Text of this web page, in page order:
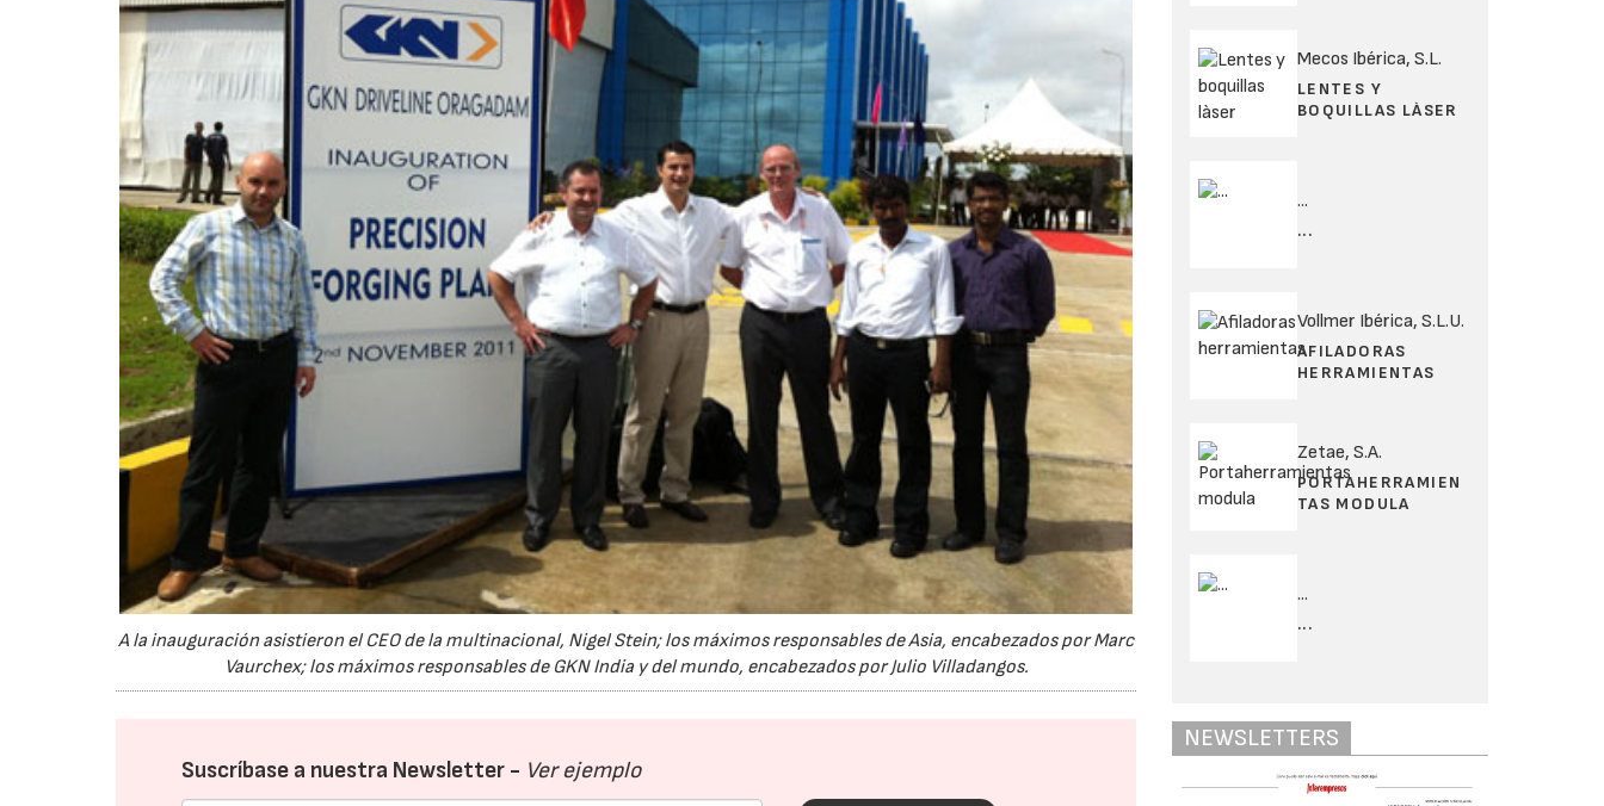
A la inauguración asistieron el CEO de la multinacional, Nigel Stein; los máximos responsables de Asia, encabezados por Marc
Vaurchex; los máximos responsables de GKN India y del mundo, encabezados por Julio Villadangos.
Suscríbase a nuestra Newsletter - Ver ejemplo
Mecos Ibérica, S.L.
LENTES Y
BOQUILLAS LÀSER
...
...
Vollmer Ibérica, S.L.U.
AFILADORAS
HERRAMIENTAS
Zetae, S.A.
PORTAHERRAMIEN
TAS MODULA
...
...
NEWSLETTERS